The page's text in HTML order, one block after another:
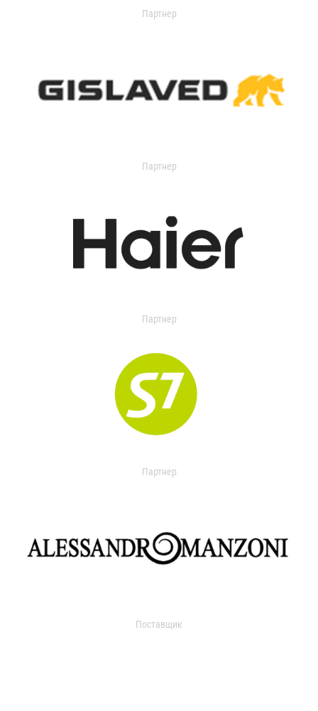
Партнер
Партнер
Партнер
Партнер
Поставщик